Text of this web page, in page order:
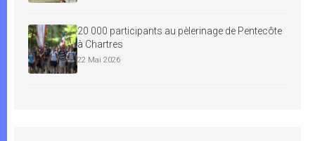
20 000 participants au pèlerinage de Pentecôte
à Chartres
22 Mai 2026